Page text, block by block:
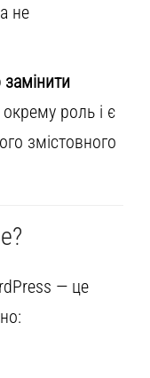
не
роль і є
змістовного
— це